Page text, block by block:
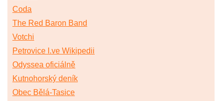
Coda
The Red Baron Band
Votchi
Petrovice I.ve Wikipedii
Odyssea oficiálně
Kutnohorský deník
Obec Bělá-Tasice